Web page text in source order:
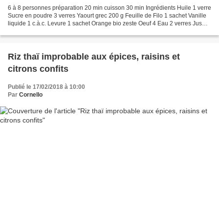
6 à 8 personnes préparation 20 min cuisson 30 min Ingrédients Huile 1 verre
Sucre en poudre 3 verres Yaourt grec 200 g Feuille de Filo 1 sachet Vanille
liquide 1 c.à.c. Levure 1 sachet Orange bio zeste Oeuf 4 Eau 2 verres Jus
Riz thaï improbable aux épices, raisins et
citrons confits
Publié le 17/02/2018 à 10:00
Par Cornello